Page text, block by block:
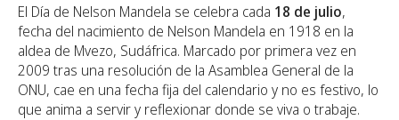
El Día de Nelson Mandela se celebra cada 18 de julio,
fecha del nacimiento de Nelson Mandela en 1918 en la
aldea de Mvezo, Sudáfrica. Marcado por primera vez en
2009 tras una resolución de la Asamblea General de la
ONU, cae en una fecha fija del calendario y no es festivo, lo
que anima a servir y reflexionar donde se viva o trabaje.